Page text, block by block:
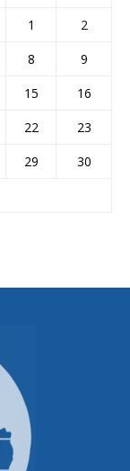
1
2
8
9
15
16
22
23
29
30